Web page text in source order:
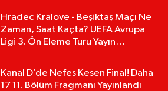
Hradec Kralove - Beşiktaş Maçı Ne
Zaman, Saat Kaçta? UEFA Avrupa
Ligi 3. Ön Eleme Turu Yayın
Kanal D’de Nefes Kesen Final! Daha
17 11. Bölüm Fragmanı Yayınlandı